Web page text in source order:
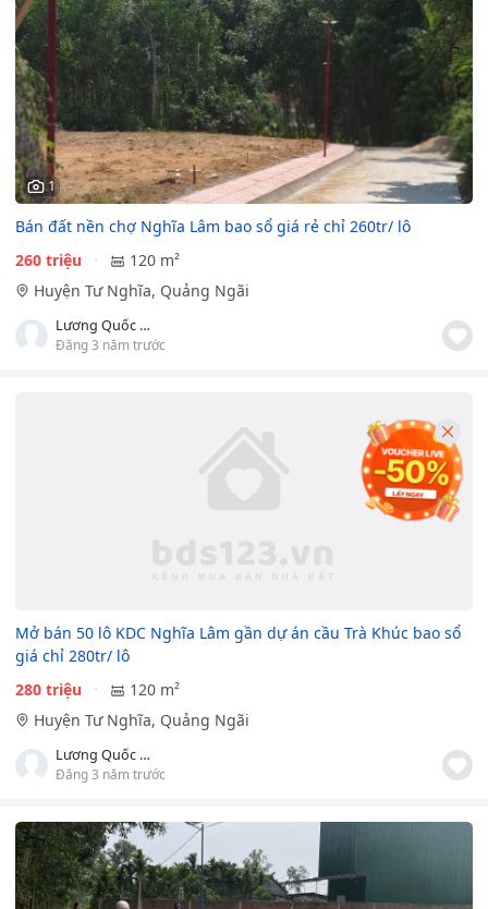
1
Bán đất nền chợ Nghĩa Lâm bao sổ giá rẻ chỉ 260tr/ lô
260 triệu
120 m²
Huyện Tư Nghĩa, Quảng Ngãi
Lương Quốc Đoàn
Đăng 3 năm trước
Mở bán 50 lô KDC Nghĩa Lâm gần dự án cầu Trà Khúc bao sổ
giá chỉ 280tr/ lô
280 triệu
120 m²
Huyện Tư Nghĩa, Quảng Ngãi
Lương Quốc Đoàn
Đăng 3 năm trước